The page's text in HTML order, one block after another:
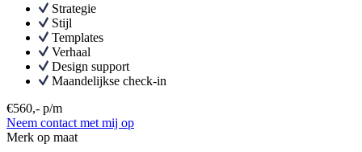
Strategie
Stijl
Templates
Verhaal
Design support
Maandelijkse check-in
€560,- p/m
Neem contact met mij op
Merk op maat